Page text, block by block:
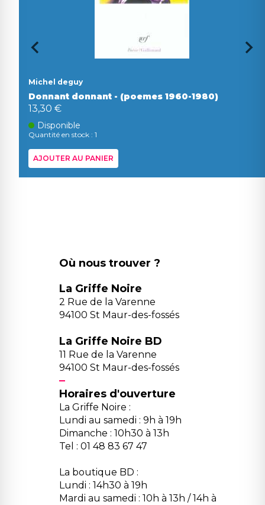
Michel deguy
Donnant donnant - (poemes 1960-1980)
13,30 €
Disponible
Quantité en stock : 1
AJOUTER AU PANIER
Où nous trouver ?
La Griffe Noire
2 Rue de la Varenne
94100 St Maur-des-fossés
La Griffe Noire BD
11 Rue de la Varenne
94100 St Maur-des-fossés
Horaires d'ouverture
La Griffe Noire :
Lundi au samedi : 9h à 19h
Dimanche : 10h30 à 13h
Tel : 01 48 83 67 47
La boutique BD :
Lundi : 14h30 à 19h
Mardi au samedi : 10h à 13h / 14h à